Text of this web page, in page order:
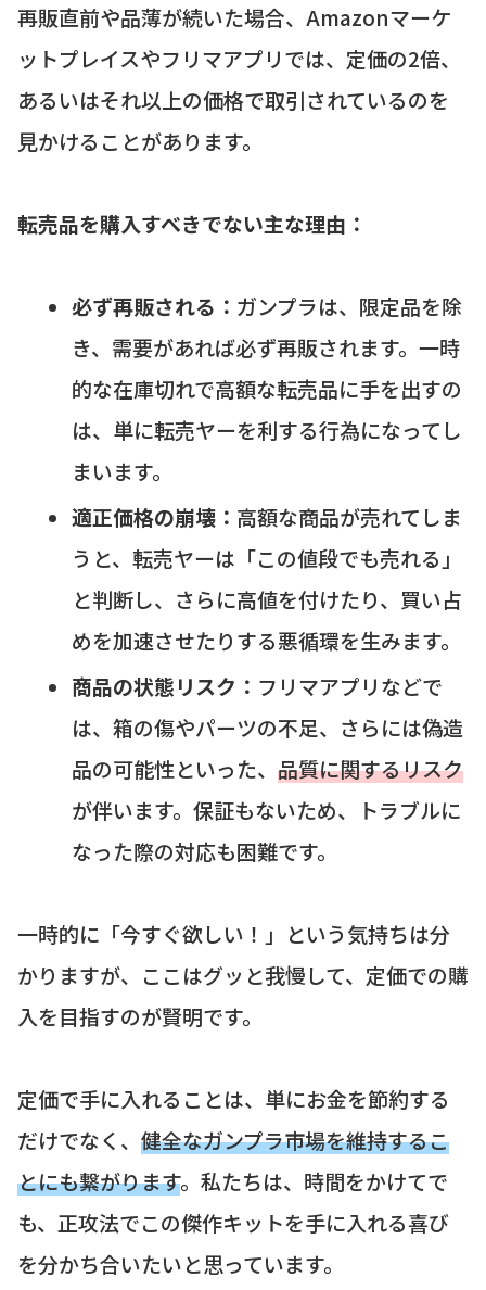
再販直前や品薄が続いた場合、Amazonマーケ
ットプレイスやフリマアプリでは、定価の2倍、
あるいはそれ以上の価格で取引されているのを
見かけることがあります。
転売品を購入すべきでない主な理由：
必ず再販される： ガンプラは、限定品を除
き、需要があれば必ず再販されます。一時
的な在庫切れで高額な転売品に手を出すの
は、単に転売ヤーを利する行為になってし
まいます。
適正価格の崩壊： 高額な商品が売れてしま
うと、転売ヤーは「この値段でも売れる」
と判断し、さらに高値を付けたり、買い占
めを加速させたりする悪循環を生みます。
商品の状態リスク： フリマアプリなどで
は、箱の傷やパーツの不足、さらには偽造
品の可能性といった、 品質に関するリスク
が伴います。保証もないため、トラブルに
なった際の対応も困難です。
一時的に「今すぐ欲しい！」という気持ちは分
かりますが、ここはグッと我慢して、定価での購
入を目指すのが賢明です。
定価で手に入れることは、単にお金を節約する
だけでなく、 健全なガンプラ市場を維持するこ
とにも繋がります。私たちは、時間をかけてで
も、正攻法でこの傑作キットを手に入れる喜び
を分かち合いたいと思っています。